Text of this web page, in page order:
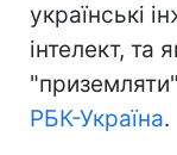
українські
інтелект, та
РБК-Україна.